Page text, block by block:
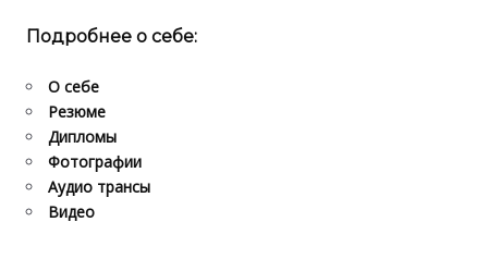
Подробнее о себе:
О себе
Резюме
Дипломы
Фотографии
Аудио трансы
Видео